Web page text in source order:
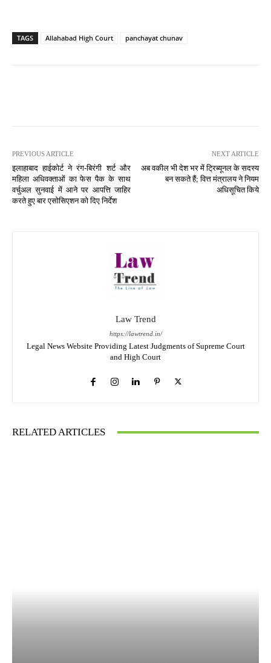
TAGS Allahabad High Court panchayat chunav
PREVIOUS ARTICLE
इलाहाबाद हाईकोर्ट ने रंग-बिरंगी शर्ट और
महिला अधिवक्ताओं का फेस पैक के साथ
वर्चुअल सुनवाई में आने पर आपत्ति जाहिर
करते हुए बार एसोसिएशन को दिए निर्देश
NEXT ARTICLE
अब वकील भी देश भर में ट्रिब्यूनल के सदस्य
बन सकते हैं; वित्त मंत्रालय ने नियम
अधिसूचित किये
Law Trend
https://lawtrend.in/
Legal News Website Providing Latest Judgments of Supreme Court
and High Court
RELATED ARTICLES